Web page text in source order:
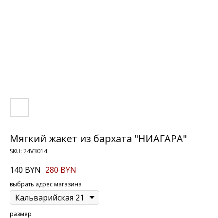
Мягкий жакет из бархата "НИАГАРА"
SKU: 24V3014
140 BYN 280BYN
выбрать адрес магазина
размер